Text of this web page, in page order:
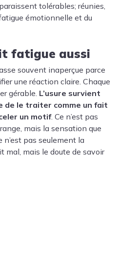
tolérables; réunies,
émotionnelle et du
fatigue aussi
souvent inaperçue parce
une réaction claire. Chaque
gérable. L’usure survient
de le traiter comme un fait
un motif. Ce n’est pas
mais la sensation que
pas seulement la
mal, mais le doute de savoir